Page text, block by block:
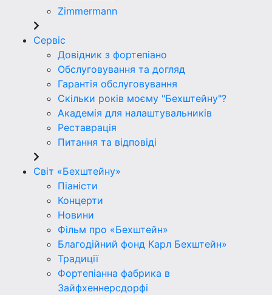
Zimmermann
Сервіс
Довідник з фортепіано
Обслуговування та догляд
Гарантія обслуговування
Скільки років моєму "Бехштейну"?
Академія для налаштувальників
Реставрація
Питання та відповіді
Світ «Бехштейну»
Піаністи
Концерти
Новини
Фільм про «Бехштейн»
Благодійний фонд Карл Бехштейн»
Традиції
Фортепіанна фабрика в
Зайфхеннерсдорфi